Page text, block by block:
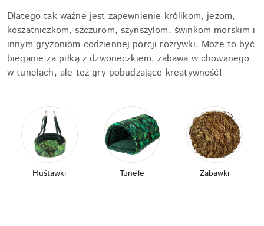
Dlatego tak ważne jest zapewnienie królikom, jeżom,
koszatniczkom, szczurom, szynszylom, świnkom morskim i
innym gryzoniom codziennej porcji rozrywki. Może to być
bieganie za piłką z dzwoneczkiem, zabawa w chowanego
w tunelach, ale też gry pobudzające kreatywność!
Huśtawki Tunele Zabawki